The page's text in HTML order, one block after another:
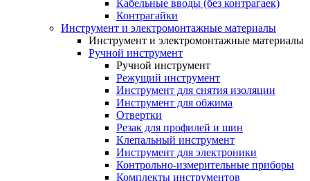
Кабельные вводы (без контрагаек)
Контрагайки
Инструмент и электромонтажные материалы
Инструмент и электромонтажные материалы
Ручной инструмент
Ручной инструмент
Режущий инструмент
Инструмент для снятия изоляции
Инструмент для обжима
Отвертки
Резак для профилей и шин
Клепальный инструмент
Инструмент для электроники
Контрольно-измерительные приборы
Комплекты инструментов